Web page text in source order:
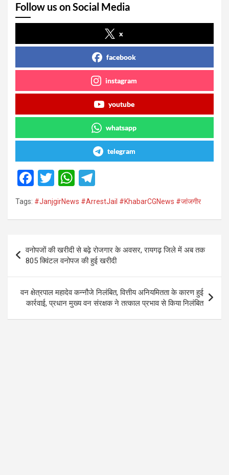
Follow us on Social Media
x
facebook
instagram
youtube
whatsapp
telegram
F
a
ce
o
o
k
T
wi
tt
W
h
at
A
p
p
el
e
a
m
Tags: #JanjgirNews #ArrestJail #KhabarCGNews #जांजगीर
Post
navigation
वनोपजों की खरीदी से बढ़े रोजगार के अवसर, रायगढ़ जिले में अब तक
805 क्विंटल वनोपज की हुई खरीदी
वन क्षेत्रपाल महादेव कन्नौजे निलंबित, वित्तीय अनियमितता के कारण हुई
कार्रवाई, प्रधान मुख्य वन संरक्षक ने तत्काल प्रभाव से किया निलंबित